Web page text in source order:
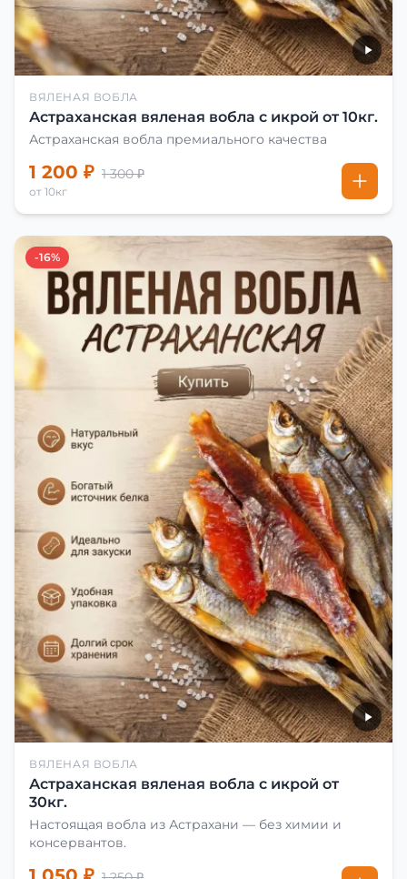
ВЯЛЕНАЯ ВОБЛА
Астраханская вяленая вобла с икрой от 10кг.
Астраханская вобла премиального качества
1 200 ₽ 1 300 ₽
от 10кг
-16%
ВЯЛЕНАЯ ВОБЛА
Астраханская вяленая вобла с икрой от
30кг.
Настоящая вобла из Астрахани — без химии и
консервантов.